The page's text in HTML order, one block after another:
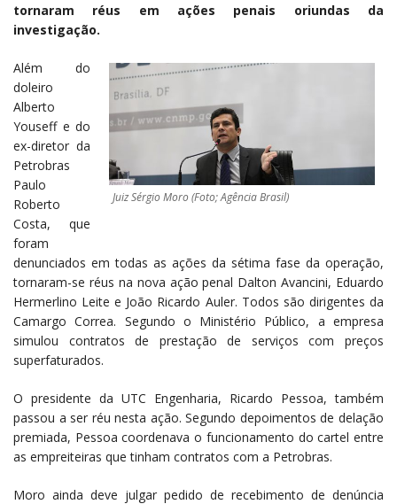
tornaram réus em ações penais oriundas da
investigação.
Juiz Sérgio Moro (Foto; Agência Brasil)
Além do
doleiro
Alberto
Youseff e do
ex-diretor da
Petrobras
Paulo
Roberto
Costa, que
foram
denunciados em todas as ações da sétima fase da operação,
tornaram-se réus na nova ação penal Dalton Avancini, Eduardo
Hermerlino Leite e João Ricardo Auler. Todos são dirigentes da
Camargo Correa. Segundo o Ministério Público, a empresa
simulou contratos de prestação de serviços com preços
superfaturados.
O presidente da UTC Engenharia, Ricardo Pessoa, também
passou a ser réu nesta ação. Segundo depoimentos de delação
premiada, Pessoa coordenava o funcionamento do cartel entre
as empreiteiras que tinham contratos com a Petrobras.
Moro ainda deve julgar pedido de recebimento de denúncia